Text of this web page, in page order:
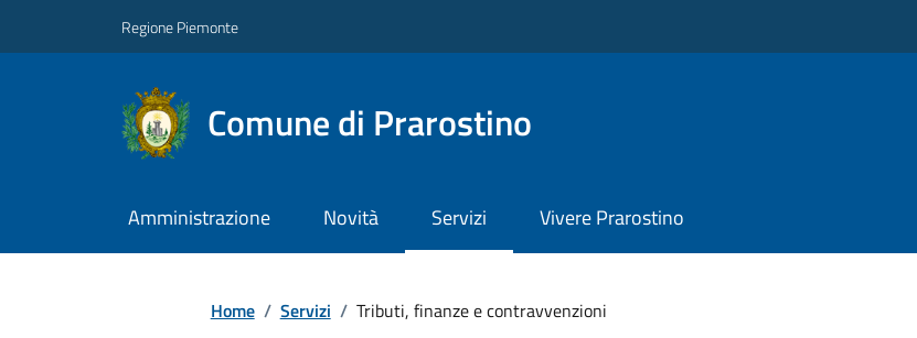
Regione Piemonte
Comune di Prarostino
Amministrazione Novità Servizi Vivere Prarostino
Home / Servizi / Tributi, finanze e contravvenzioni